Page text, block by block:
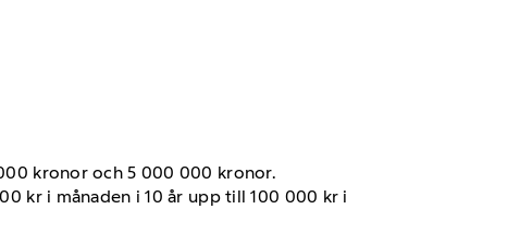
kronor och 5 000 000 kronor.
kr i månaden i 10 år upp till 100 000 kr i